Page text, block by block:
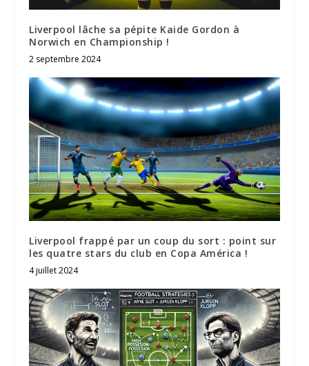
Liverpool lâche sa pépite Kaide Gordon à
Norwich en Championship !
2 septembre 2024
Liverpool frappé par un coup du sort : point sur
les quatre stars du club en Copa América !
4 juillet 2024